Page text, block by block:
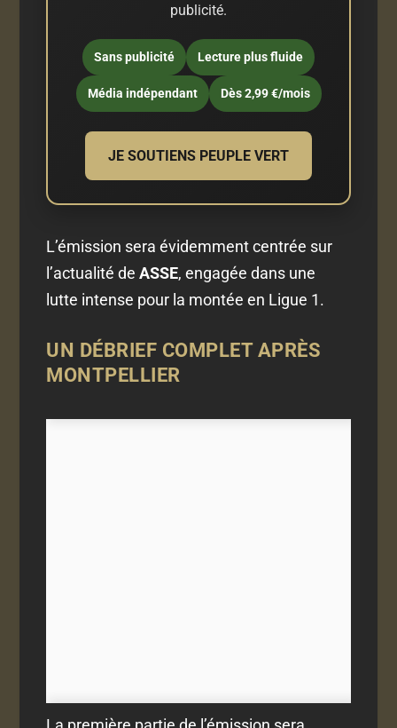
publicité.
Sans publicité Lecture plus fluide
Média indépendant Dès 2,99 €/mois
JE SOUTIENS PEUPLE VERT
L’émission sera évidemment centrée sur
l’actualité deASSE, engagée dans une
lutte intense pour la montée en Ligue 1.
UN DÉBRIEF COMPLET APRÈS
MONTPELLIER